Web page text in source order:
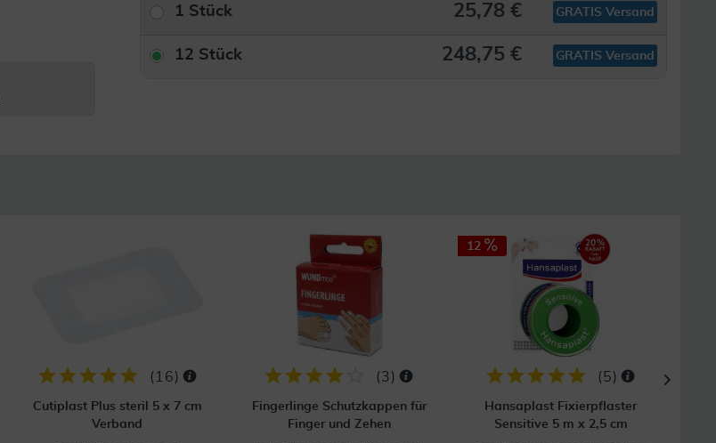
1 Stück 25,78 € GRATIS Versand
12 Stück 248,75 € GRATIS Versand
( 16)
Cutiplast Plus steril 5 x 7 cm
Verband
(3)
Fingerlinge Schutzkappen für
Finger und Zehen
12
(5)
Hansaplast Fixierpflaster
Sensitive 5 m x 2,5 cm